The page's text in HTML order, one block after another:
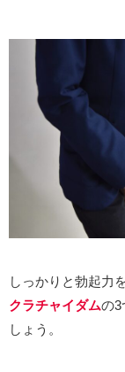
しっかりと勃起力
クラチャイダムの3
しょう。